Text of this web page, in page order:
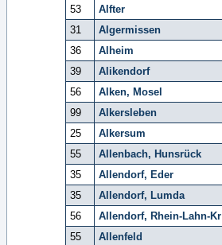
53
Alfter
31
Algermissen
36
Alheim
39
Alikendorf
56
Alken, Mosel
99
Alkersleben
25
Alkersum
55
Allenbach, Hunsrück
35
Allendorf, Eder
35
Allendorf, Lumda
56
Allendorf, Rhein-Lahn-Kr
55
Allenfeld